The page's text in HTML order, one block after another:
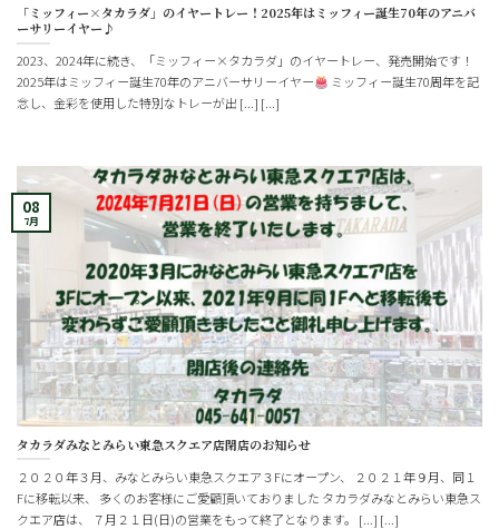
「ミッフィー×タカラダ」のイヤートレー！2025年はミッフィー誕生70年のアニバ
ーサリーイヤー♪
2023、2024年に続き、「ミッフィー×タカラダ」のイヤートレー、発売開始です！
2025年はミッフィー誕生70年のアニバーサリーイヤー
ミッフィー誕生70周年を記
念し、金彩を使用した特別なトレーが出 [...] [...]
タカラダみなとみらい東急スクエア店閉店のお知らせ
２０２０年３月、みなとみらい東急スクエア３Fにオープン、 ２０２１年９月、同１
Fに移転以来、 多くのお客様にご愛顧頂いておりました タカラダみなとみらい東急ス
クエア店は、 ７月２１日(日)の営業をもって終了となります。 [...] [...]
08
7月